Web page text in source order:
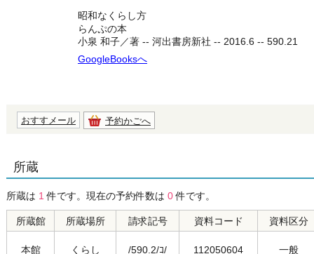
昭和なくらし方
らんぷの本
小泉 和子／著 -- 河出書房新社 -- 2016.6 -- 590.21
GoogleBooksへ
おすすメール 予約かごへ
所蔵
所蔵は 1 件です。現在の予約件数は 0件です。
所蔵館 所蔵場所 請求記号 資料コード 資料区分
本館 くらし /590.2/ｺ/ 112050604 一般